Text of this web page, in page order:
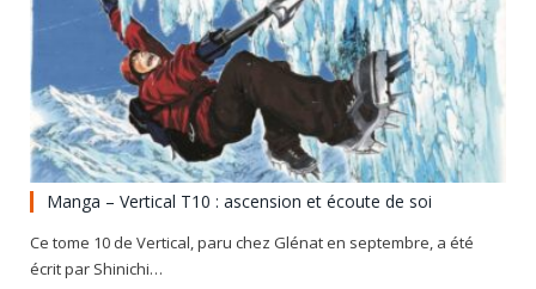
Manga – Vertical T10 : ascension et écoute de soi
Ce tome 10 de Vertical, paru chez Glénat en septembre, a été
écrit par Shinichi…